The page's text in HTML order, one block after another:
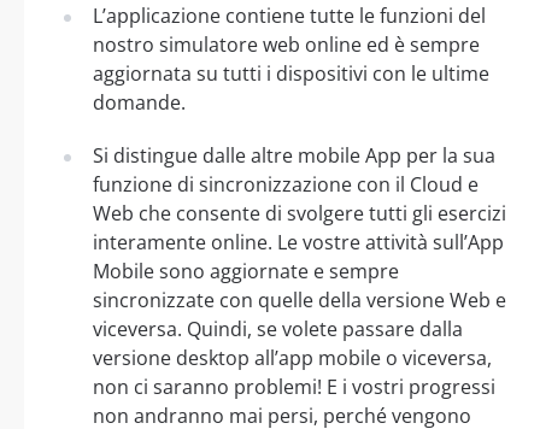
L’applicazione contiene tutte le funzioni del
nostro simulatore web online ed è sempre
aggiornata su tutti i dispositivi con le ultime
domande.
Si distingue dalle altre mobile App per la sua
funzione di sincronizzazione con il Cloud e
Web che consente di svolgere tutti gli esercizi
interamente online. Le vostre attività sull’App
Mobile sono aggiornate e sempre
sincronizzate con quelle della versione Web e
viceversa. Quindi, se volete passare dalla
versione desktop all’app mobile o viceversa,
non ci saranno problemi! E i vostri progressi
non andranno mai persi, perché vengono